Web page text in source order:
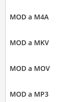
MOD a M4A
MOD a MKV
MOD a MOV
MOD a MP3